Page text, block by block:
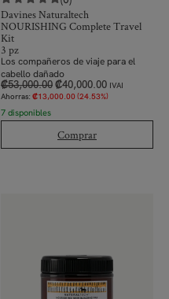
Davines Naturaltech
NOURISHING Complete Travel
Kit
3 pz
Los compañeros de viaje para el
cabello dañado
₡53,000.00₡40,000.00 IVAI
Ahorras: ₡13,000.00(24.53%)
7 disponibles
Comprar